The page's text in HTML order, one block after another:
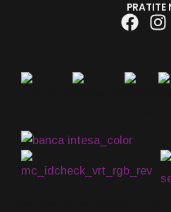
PRATITE